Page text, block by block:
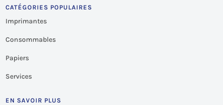
CATÉGORIES POPULAIRES
Imprimantes
Consommables
Papiers
Services
EN SAVOIR PLUS